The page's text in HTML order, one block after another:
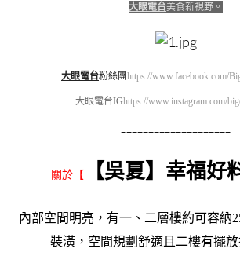
大眼電台美食新視野。
大眼電台粉絲團https://www.facebook.com/
大眼電台IGhttps://www.instagram.com/
————————————————————
關於【 【吳夏】幸福好
內部空間明亮，有一、二層樓約可容納
裝潢，空間規劃舒適且二樓有擺放